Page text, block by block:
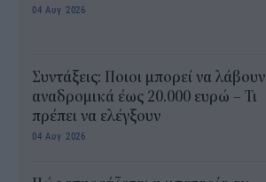
04 Αυγ 2026
Συντάξεις: Ποιοι μπορεί να λάβουν
αναδρομικά έως 20.000 ευρώ – Τι
πρέπει να ελέγξουν
04 Αυγ 2026